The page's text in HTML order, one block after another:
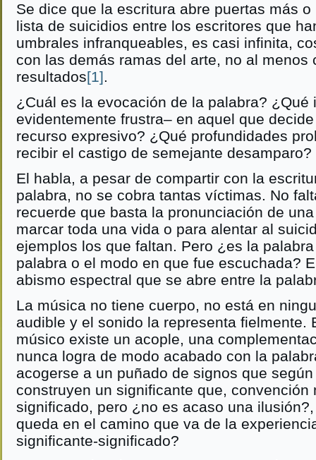
Se dice que la escritura abre puertas más
lista de suicidios entre los escritores que
umbrales infranqueables, es casi infinita,
con las demás ramas del arte, no al menos
resultados[1].
¿Cuál es la evocación de la palabra? ¿Qué
evidentemente frustra– en aquel que
recurso expresivo? ¿Qué profundidades
recibir el castigo de semejante desamparo?
El habla, a pesar de compartir con la
palabra, no se cobra tantas víctimas. No
recuerde que basta la pronunciación de
marcar toda una vida o para alentar al
ejemplos los que faltan. Pero ¿es la
palabra o el modo en que fue escuchada?
abismo espectral que se abre entre la
La música no tiene cuerpo, no está en
audible y el sonido la representa fielmente.
músico existe un acople, una
nunca logra de modo acabado con la
acogerse a un puñado de signos que
construyen un significante que, convención
significado, pero ¿no es acaso una
queda en el camino que va de la
significante-significado?